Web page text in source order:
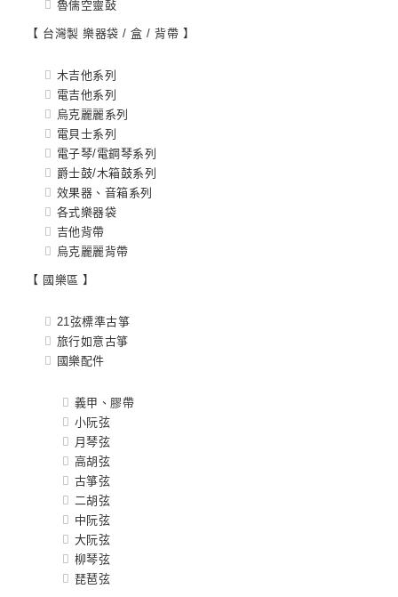
魯儒空靈鼔
【 台灣製 樂器袋 / 盒 / 背帶 】
木吉他系列
電吉他系列
烏克麗麗系列
電貝士系列
電子琴/電鋼琴系列
爵士鼓/木箱鼓系列
效果器、音箱系列
各式樂器袋
吉他背帶
烏克麗麗背帶
【 國樂區 】
21弦標準古箏
旅行如意古箏
國樂配件
義甲、膠帶
小阮弦
月琴弦
高胡弦
古箏弦
二胡弦
中阮弦
大阮弦
柳琴弦
琵琶弦